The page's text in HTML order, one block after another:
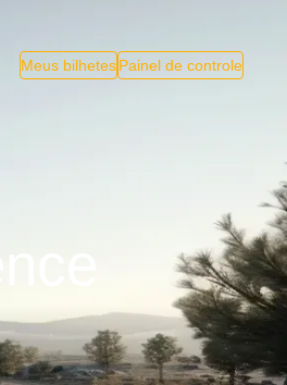
Meus bilhetesPainel de controle